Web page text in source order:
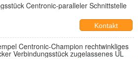
Centronic-paralleler Schnittstelle
Kontakt
Centronic-Champion rechtwinkliges
Verbindungsstück zugelassenes UL